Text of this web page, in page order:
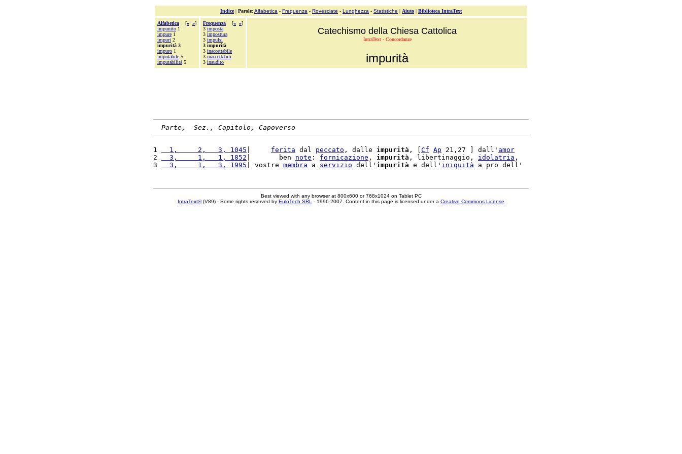
Indice| Parole: Alfabetica - Frequenza - Rovesciate - Lunghezza - Statistiche | Aiuto | Biblioteca IntraText
Alfabetica [« »]
impunito 1
impure 1
impuri 2
impurità 3
impuro 1
imputabile 5
imputabilità 5
Frequenza [« »]
3 imposta
3 impostura
3 impulsi
3 impurità
3 inaccettabile
3 inaccettabili
3 inaudito
Catechismo della Chiesa Cattolica
IntraText - Concordanze
impurità
Parte,  Sez., Capitolo, Capoverso
1
  1,     2,   3, 1045
ferita dal peccato , dalle impurità , [ Cf Ap 21,27 ] dall' amor
2
  3,     1,   1, 1852
|       ben note : fornicazione , impurità , libertinaggio, idolatria ,
3
  3,     1,   3, 1995
| vostre membra a servizio dell' impurità e dell' iniquità
Best viewed with any browser at 800x600 or 768x1024 on Tablet PC
IntraText®(V89) - Some rights reserved by EuloTech SRL - 1996-2007. Content in this page is licensed under a Creative Commons License